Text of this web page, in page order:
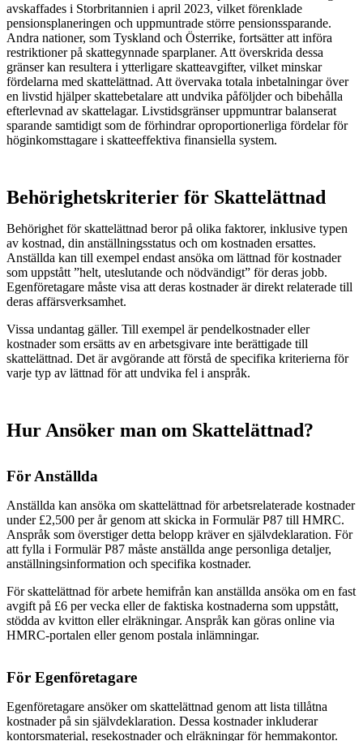
avskaffades i Storbritannien i april 2023, vilket förenklade
pensionsplaneringen och uppmuntrade större pensionssparande.
Andra nationer, som Tyskland och Österrike, fortsätter att införa
restriktioner på skattegynnade sparplaner. Att överskrida dessa
gränser kan resultera i ytterligare skatteavgifter, vilket minskar
fördelarna med skattelättnad. Att övervaka totala inbetalningar över
en livstid hjälper skattebetalare att undvika påföljder och bibehålla
efterlevnad av skattelagar. Livstidsgränser uppmuntrar balanserat
sparande samtidigt som de förhindrar oproportionerliga fördelar för
höginkomsttagare i skatteeffektiva finansiella system.
Behörighetskriterier för Skattelättnad
Behörighet för skattelättnad beror på olika faktorer, inklusive typen
av kostnad, din anställningsstatus och om kostnaden ersattes.
Anställda kan till exempel endast ansöka om lättnad för kostnader
som uppstått ”helt, uteslutande och nödvändigt” för deras jobb.
Egenföretagare måste visa att deras kostnader är direkt relaterade till
deras affärsverksamhet.
Vissa undantag gäller. Till exempel är pendelkostnader eller
kostnader som ersätts av en arbetsgivare inte berättigade till
skattelättnad. Det är avgörande att förstå de specifika kriterierna för
varje typ av lättnad för att undvika fel i anspråk.
Hur Ansöker man om Skattelättnad?
För Anställda
Anställda kan ansöka om skattelättnad för arbetsrelaterade kostnader
under £2,500 per år genom att skicka in Formulär P87 till HMRC.
Anspråk som överstiger detta belopp kräver en självdeklaration. För
att fylla i Formulär P87 måste anställda ange personliga detaljer,
anställningsinformation och specifika kostnader.
För skattelättnad för arbete hemifrån kan anställda ansöka om en fast
avgift på £6 per vecka eller de faktiska kostnaderna som uppstått,
stödda av kvitton eller elräkningar. Anspråk kan göras online via
HMRC-portalen eller genom postala inlämningar.
För Egenföretagare
Egenföretagare ansöker om skattelättnad genom att lista tillåtna
kostnader på sin självdeklaration. Dessa kostnader inkluderar
kontorsmaterial, resekostnader och elräkningar för hemmakontor.